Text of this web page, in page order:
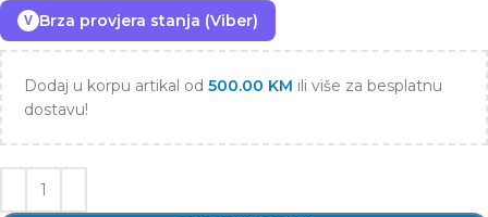
V Brza provjera stanja (Viber)
Dodaj u korpu artikal od 500.00 KM ili više za besplatnu
dostavu!